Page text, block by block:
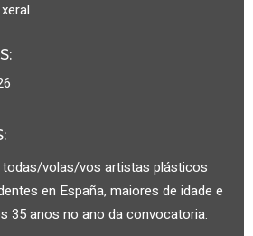
:
:
todas/volas/vos artistas plásticos
en España, maiores de idade e
35 anos no ano da convocatoria.